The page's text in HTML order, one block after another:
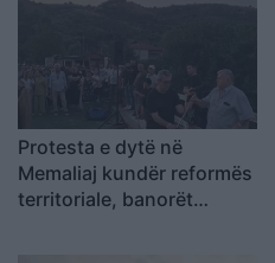
shumë, nuk ndalemi”
Protesta e dytë në
Memaliaj kundër reformës
territoriale, banorët